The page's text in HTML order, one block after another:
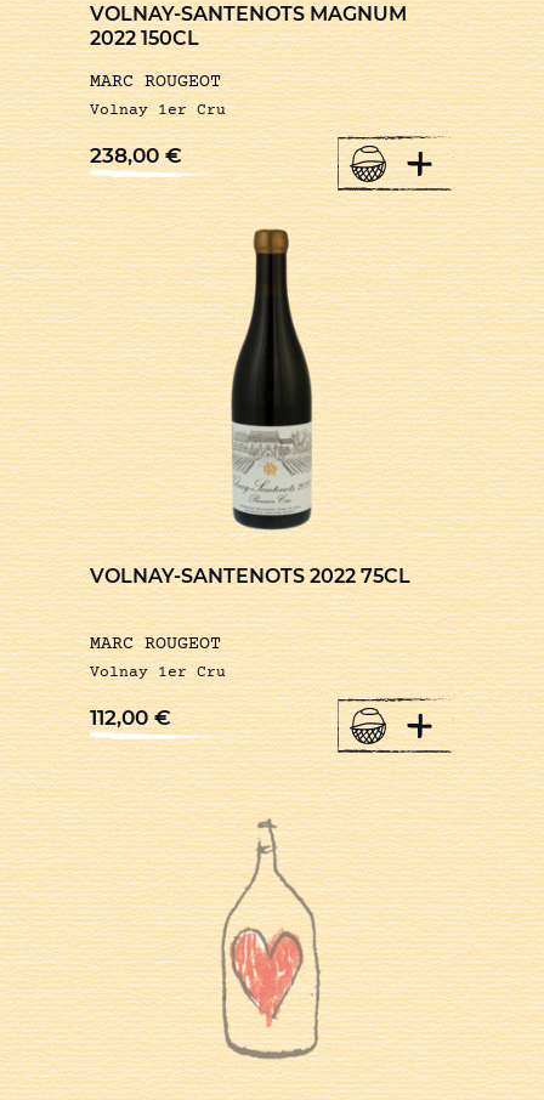
VOLNAY-SANTENOTS MAGNUM
2022 150CL
MARC ROUGEOT
Volnay 1er Cru
238,00€ +
VOLNAY-SANTENOTS 2022 75CL
MARC ROUGEOT
Volnay 1er Cru
112,00€ +